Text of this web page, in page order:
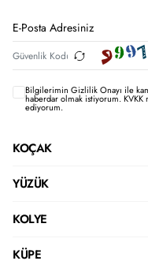
Bilgilerimin Gizlilik Onayı ile
haberdar olmak istiyorum.KVKK
ediyorum.
KOÇAK
YÜZÜK
KOLYE
KÜPE